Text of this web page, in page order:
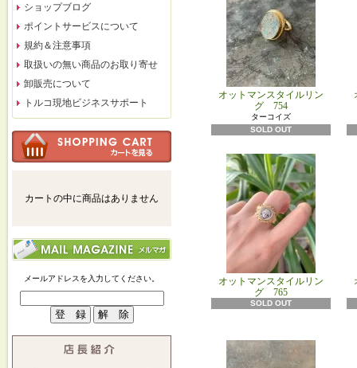
ショップブログ
ポイントサービスについて
規約＆注意事項
取扱いの無い商品のお取り寄せ
卸販売について
トルコ現地ビジネスサポート
カートの中に商品はありません
メールアドレスを入力してください。
オットマンスタイルリン
グ 754
ターコイズ
SOLD OUT
オットマンスタイルリン
グ 765
SOLD OUT